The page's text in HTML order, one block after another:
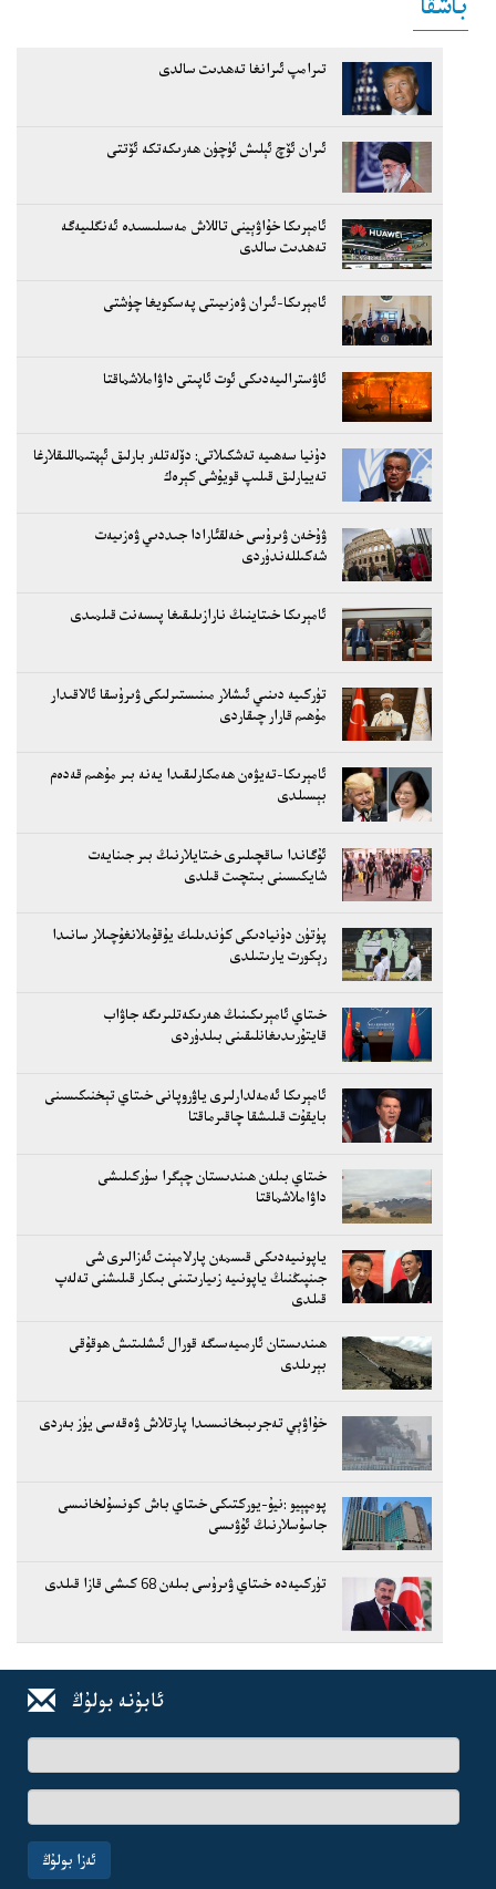
تىرامپ ئىرانغا تەھدىت سالدى
ئىران ئۆچ ئېلىش ئۈچۈن ھەرىكەتكە ئۆتتى
ئامېرىكا خۇاۋېينى تاللاش مەسىلىسىدە ئەنگلىيەگە
تەھدىت سالدى
ئامېرىكا-ئىران ۋەزىيىتى پەسكويغا چۈشتى
ئاۋسترالىيەدىكى ئوت ئاپىتى داۋاملاشماقتا
دۇنيا سەھىيە تەشكىلاتى: دۆلەتلەر بارلىق ئېھتىماللىقلارغا
تەييارلىق قىلىپ قويۇشى كېرەك
ۋۇخەن ۋىرۇسى خەلقئارادا جىددىي ۋەزىيەت
شەكىللەندۈردى
ئامېرىكا خىتاينىڭ نارازىلىقىغا پىسەنت قىلمىدى
تۈركىيە دىنىي ئىشلار مىنىستىرلىكى ۋىرۇسقا ئالاقىدار
مۇھىم قارار چىقاردى
ئامېرىكا-تەيۋەن ھەمكارلىقىدا يەنە بىر مۇھىم قەدەم
بېسىلدى
ئۇگاندا ساقچىلىرى خىتايلارنىڭ بىر جىنايەت
شايكىسىنى بىتچىت قىلدى
پۈتۈن دۇنيادىكى كۈندىلىك يۇقۇملانغۇچىلار سانىدا
رېكورت يارىتىلدى
خىتاي ئامېرىكىنىڭ ھەرىكەتلىرىگە جاۋاب
قايتۇرىدىغانلىقىنى بىلدۈردى
ئامېرىكا ئەمەلدارلىرى ياۋروپانى خىتاي تېخنىكىسىنى
بايقۇت قىلىشقا چاقىرماقتا
خىتاي بىلەن ھىندىستان چېگرا سۈركىلىشى
داۋاملاشماقتا
ياپونىيەدىكى قىسمەن پارلامېنت ئەزالىرى شى
جىنپىڭنىڭ ياپونىيە زىيارىتىنى بىكار قىلىشنى تەلەپ
قىلدى
ھىندىستان ئارمىيەسىگە قورال ئىشلىتىش ھوقۇقى
بېرىلدى
خۇاۋېي تەجرىبىخانىسىدا پارتلاش ۋەقەسى يۈز بەردى
پومپېيو :نيۇ-يوركتىكى خىتاي باش كونسۇلخانىسى
جاسۇسلارنىڭ ئۇۋىسى
تۈركىيەدە خىتاي ۋىرۇسى بىلەن 68 كىشى قازا قىلدى
ئابۇنە بولۇڭ
ئىسىم-
فامىلىڭىز
ئېلخەت
ئادرىسىڭىز
ئەزا بولۇڭ